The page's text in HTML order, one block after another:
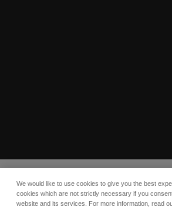
© 2026 COMO Hotels and Resorts
We would like to use cookies to give you the best
cookies which are not strictly necessary if you
website and its services. For more information, read